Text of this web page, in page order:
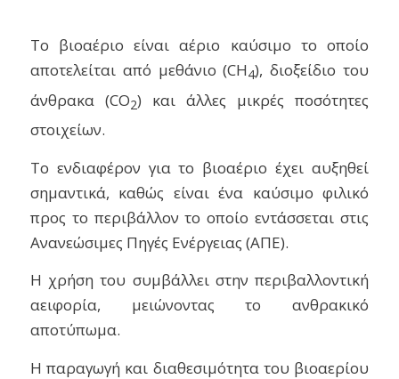
Το βιοαέριο είναι αέριο καύσιμο το οποίο
αποτελείται από μεθάνιο (CH4), διοξείδιο του
άνθρακα (CO2) και άλλες μικρές ποσότητες
στοιχείων.
Το ενδιαφέρον για το βιοαέριο έχει αυξηθεί
σημαντικά, καθώς είναι ένα καύσιμο φιλικό
προς το περιβάλλον το οποίο εντάσσεται στις
Ανανεώσιμες Πηγές Ενέργειας (ΑΠΕ).
Η χρήση του συμβάλλει στην περιβαλλοντική
αειφορία, μειώνοντας το ανθρακικό
αποτύπωμα.
Η παραγωγή και διαθεσιμότητα του βιοαερίου